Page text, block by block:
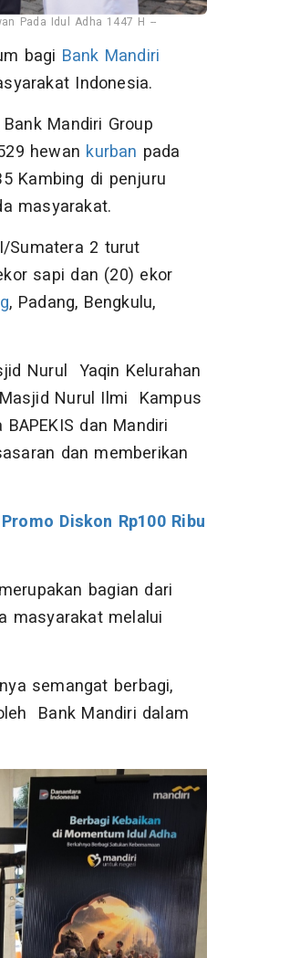
Pada Idul Adha 1447 H --
bagi Bank Mandiri
Indonesia.
Mandiri Group
hewan kurban pada
Kambing di penjuru
masyarakat.
Sumatera 2 turut
sapi dan (20) ekor
, Padang, Bengkulu,
Nurul Yaqin Kelurahan
Nurul Ilmi Kampus
dan Mandiri
dan memberikan
Diskon Rp100 Ribu
bagian dari
masyarakat melalui
semangat berbagi,
Bank Mandiri dalam